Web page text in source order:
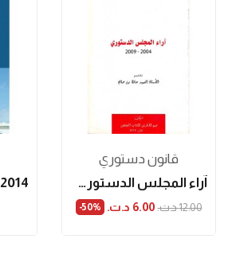
قانون دستوري
آراء المجلس الدستوري 2004-2009
12.00 د.ت.‏ 6.00 د.ت.‏ ‎-50%